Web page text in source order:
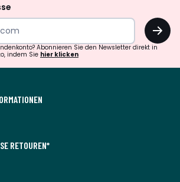
OK
Abonnieren Sie den Newsletter direkt in
indem Sie hier klicken
RETOUREN*